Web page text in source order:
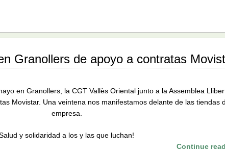
Granollers de apoyo a contratas
en Granollers, la CGT Vallès Oriental junto a la Assemblea
Movistar. Una veintena nos manifestamos delante de las tiendas
empresa.
y solidaridad a los y las que luchan!
Continue